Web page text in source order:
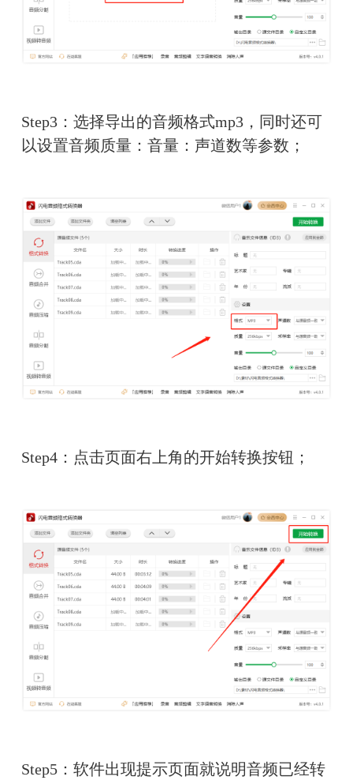
Step3：选择导出的音频格式mp3，同时还可
以设置音频质量：音量：声道数等参数；
Step4：点击页面右上角的开始转换按钮；
Step5：软件出现提示页面就说明音频已经转